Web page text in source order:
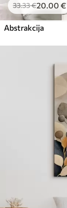
33.33€20.00 €
Abstrakcija